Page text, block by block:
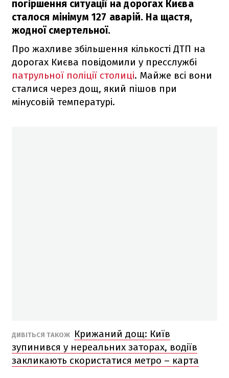
погіршення ситуації на дорогах Києва
сталося мінімум 127 аварій. На щастя,
жодної смертельної.
Про жахливе збільшення кількості ДТП на
дорогах Києва повідомили у пресслужбі
патрульної поліції столиці. Майже всі вони
сталися через дощ, який пішов при
мінусовій температурі.
ДИВІТЬСЯ ТАКОЖ
Крижаний дощ: Київ
зупинився у нереальних заторах, водіїв
закликають скористатися метро – карта